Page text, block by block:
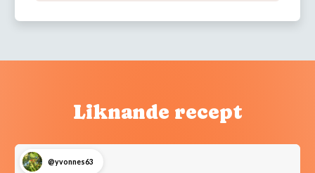
Liknande recept
@yvonnes63